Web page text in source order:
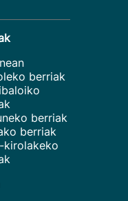
berriak
berriak
berriak
kirolakeko